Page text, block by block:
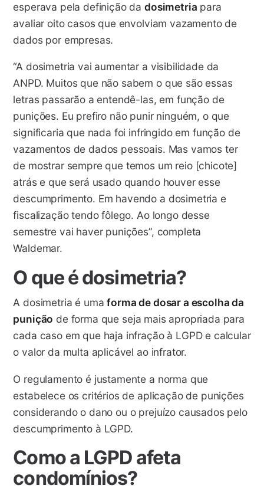
esperava pela definição dadosimetria para
avaliar oito casos que envolviam vazamento de
dados por empresas.
“A dosimetria vai aumentar a visibilidade da
ANPD. Muitos que não sabem o que são essas
letras passarão a entendê-las, em função de
punições. Eu prefiro não punir ninguém, o que
significaria que nada foi infringido em função de
vazamentos de dados pessoais. Mas vamos ter
de mostrar sempre que temos um reio [chicote]
atrás e que será usado quando houver esse
descumprimento. Em havendo a dosimetria e
fiscalização tendo fôlego. Ao longo desse
semestre vai haver punições”, completa
Waldemar.
O que é dosimetria?
A dosimetria é umaforma de dosar a escolha da
punição de forma que seja mais apropriada para
cada caso em que haja infração à LGPD e calcular
o valor da multa aplicável ao infrator.
O regulamento é justamente a norma que
estabelece os critérios de aplicação de punições
considerando o dano ou o prejuízo causados pelo
descumprimento à LGPD.
Como a LGPD afeta
condomínios?